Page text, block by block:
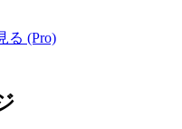
る (Pro)